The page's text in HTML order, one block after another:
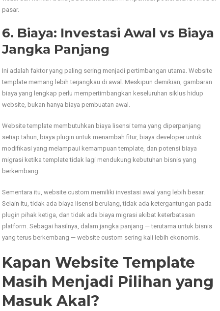
pasar.
6. Biaya: Investasi Awal vs Biaya
Jangka Panjang
Ini adalah faktor yang paling sering menjadi pertimbangan utama. Website
template memang lebih terjangkau di awal. Meskipun demikian, gambaran
biaya yang lengkap perlu mempertimbangkan keseluruhan siklus hidup
website, bukan hanya biaya pembuatan awal.
Website template membutuhkan biaya lisensi tema yang diperpanjang
setiap tahun, biaya plugin untuk menambah fitur, biaya developer untuk
modifikasi yang melampaui kemampuan template, dan potensi biaya
migrasi ketika template tidak lagi mendukung kebutuhan bisnis yang
berkembang.
Sementara itu, website custom memiliki investasi awal yang lebih besar.
Selain itu, tidak ada biaya lisensi berulang, tidak ada ketergantungan pada
plugin pihak ketiga, dan tidak ada biaya migrasi akibat keterbatasan
platform. Sebagai hasilnya, dalam jangka panjang — terutama untuk bisnis
yang terus berkembang — website custom sering kali lebih ekonomis.
Kapan Website Template
Masih Menjadi Pilihan yang
Masuk Akal?